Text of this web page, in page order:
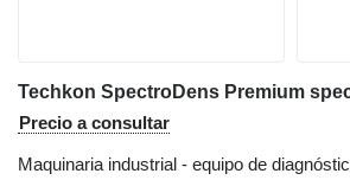
Techkon SpectroDens Premium
Precio a consultar
Maquinaria industrial - equipo de